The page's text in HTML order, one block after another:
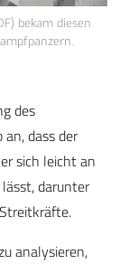
bekam diesen
des
dass der
sich leicht an
darunter
analysieren,